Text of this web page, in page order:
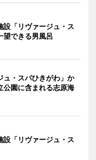
設「リヴァージュ・ス
望できる男風呂
ュ・スパひきがわ」か
公園に含まれる志原海
設「リヴァージュ・ス